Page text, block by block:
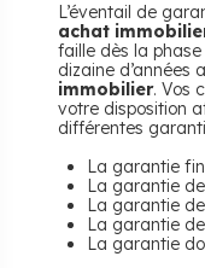
L’éventail de
achat
faille dès la
dizaine d’années
immobilier. Vos
votre disposition
différentes
La garantie
La garantie
La garantie
La garantie
La garantie